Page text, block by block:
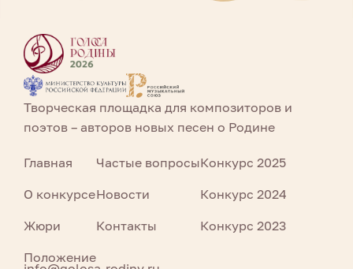
Творческая площадка для композиторов и
поэтов – авторов новых песен о Родине
Главная
О конкурсе
Жюри
Положение
Частые вопросы
Новости
Контакты
Конкурс 2025
Конкурс 2024
Конкурс 2023